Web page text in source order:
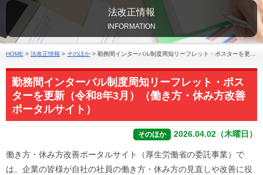
法改正情報
INFORMATION
HOME > 法改正情報 > そのほか > 勤務間インターバル制度周知リーフレット・ポスターを更新（令和8年3月）（働き方・休み方改善ポータルサイト）
勤務間インターバル制度周知リーフレット・ポス
ターを更新（令和8年3月）（働き方・休み方改善
ポータルサイト）
そのほか 2026.04.02（木曜日）
働き方・休み方改善ポータルサイト（厚生労働省の委託事業）で
は、企業の皆様が自社の社員の働き方・休み方の見直しや改善に役